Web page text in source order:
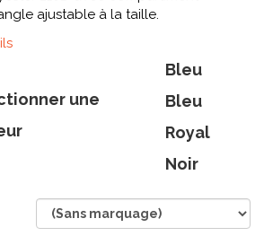
ajustable à la taille.
une
Bleu
Bleu
Royal
Noir